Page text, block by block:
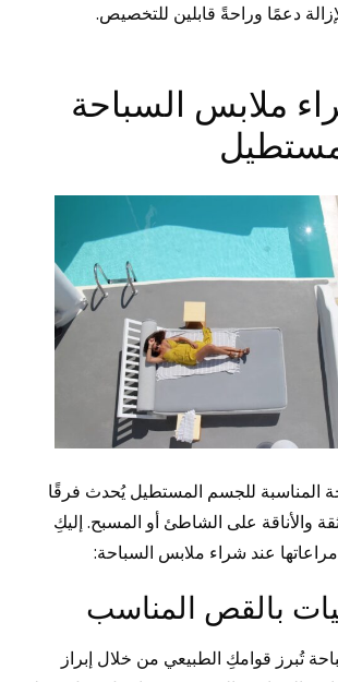
دعمًا وراحةً قابلين للتخصيص.
ملابس السباحة
المناسبة للجسم المستطيل يُحدث فرقًا
والأناقة على الشاطئ أو المسبح. إليكِ
عند شراء ملابس السباحة:
بالقص المناسب
تُبرز قوامكِ الطبيعي من خلال إبراز